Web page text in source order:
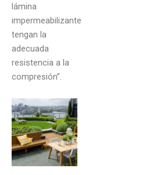
lámina
impermeabilizante
tengan la
adecuada
resistencia a la
compresión”.